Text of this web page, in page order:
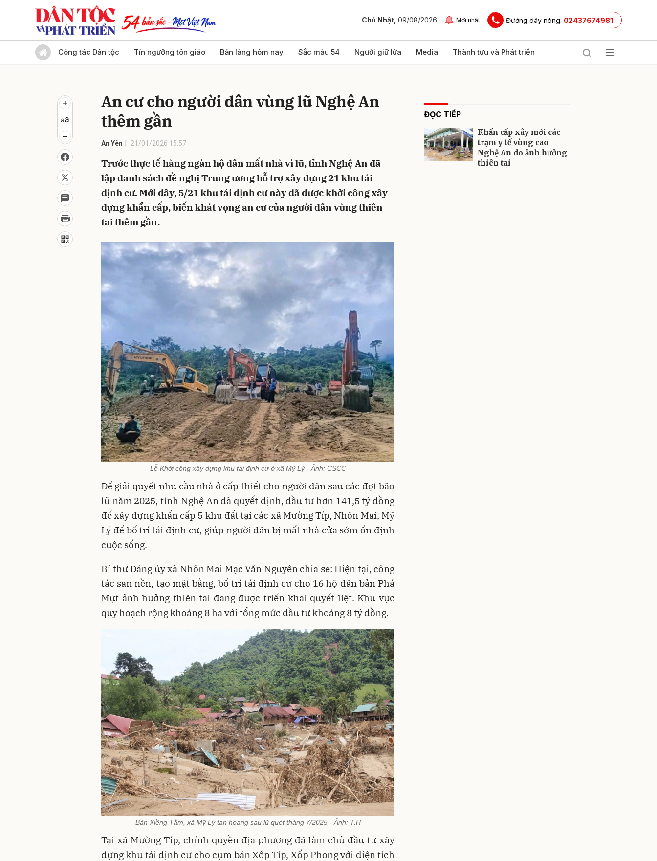
Chủ Nhật, 09/08/2026 Mới nhất Đường dây nóng: 02437674981
Công tác Dân tộc Tín ngưỡng tôn giáo Bản làng hôm nay Sắc màu 54 Người giữ lửa Media Thành tựu và Phát triển
An cư cho người dân vùng lũ Nghệ An
thêm gần
An Yên 21/01/2026 15:57
Trước thực tế hàng ngàn hộ dân mất nhà vì lũ, tỉnh Nghệ An đã
lập danh sách đề nghị Trung ương hỗ trợ xây dựng 21 khu tái
định cư. Mới đây, 5/21 khu tái định cư này đã được khởi công xây
dựng khẩn cấp, biến khát vọng an cư của người dân vùng thiên
tai thêm gần.
Lễ Khởi công xây dựng khu tái định cư ở xã Mỹ Lý - Ảnh: CSCC
Để giải quyết nhu cầu nhà ở cấp thiết cho người dân sau các đợt bão
lũ năm 2025, tỉnh Nghệ An đã quyết định, đầu tư hơn 141,5 tỷ đồng
để xây dựng khẩn cấp 5 khu đất tại các xã Mường Típ, Nhôn Mai, Mỹ
Lý để bố trí tái định cư, giúp người dân bị mất nhà cửa sớm ổn định
cuộc sống.
Bí thư Đảng ủy xã Nhôn Mai Mạc Văn Nguyên chia sẻ: Hiện tại, công
tác san nền, tạo mặt bằng, bố trí tái định cư cho 16 hộ dân bản Phá
Mựt ảnh hưởng thiên tai đang được triển khai quyết liệt. Khu vực
quy hoạch rộng khoảng 8 ha với tổng mức đầu tư khoảng 8 tỷ đồng.
Bản Xiềng Tắm, xã Mỹ Lý tan hoang sau lũ quét tháng 7/2025 - Ảnh: T.H
Tại xã Mường Típ, chính quyền địa phương đã làm chủ đầu tư xây
dựng khu tái định cư cho cụm bản Xốp Típ, Xốp Phong với diện tích
ĐỌC TIẾP
Khẩn cấp xây mới các
trạm y tế vùng cao
Nghệ An do ảnh hưởng
thiên tai
Gửi bình luận
Gửi